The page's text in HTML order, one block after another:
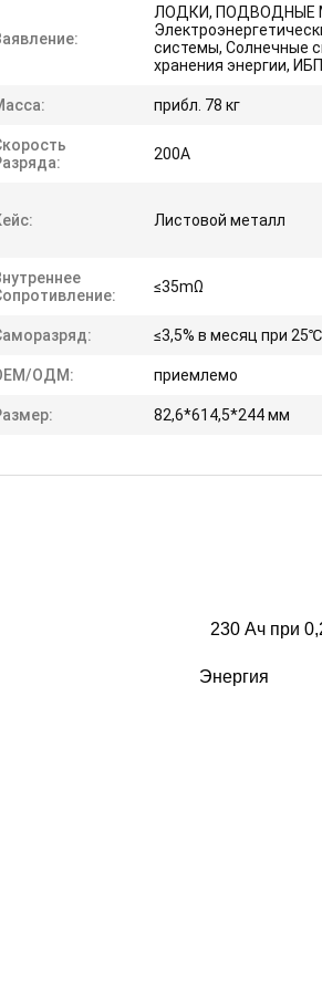
ЛОДКИ, ПОДВОДНЫЕ
системы, Солнечные
хранения энергии,
прибл. 78 кг
200A
Листовой металл
≤35mΩ
≤3,5% в месяц при 25℃
ОДМ: приемлемо
82,6*614,5*244 мм
230 Ач при
Энергия